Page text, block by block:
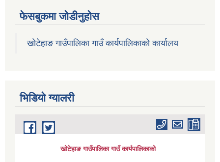
फेसबुकमा जोडीनुहोस
खोटेहाङ गाउँपालिका गाउँ कार्यपालिकाको कार्यालय
भिडियाे ग्यालरी